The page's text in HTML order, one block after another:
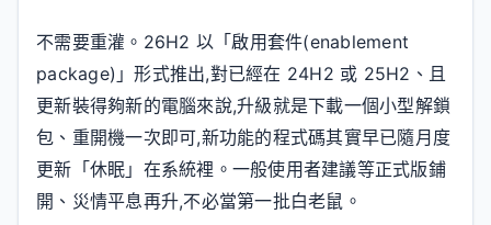
不需要重灌。26H2 以「啟用套件(enablement
package)」形式推出,對已經在 24H2 或 25H2、且
更新裝得夠新的電腦來說,升級就是下載一個小型解鎖
包、重開機一次即可,新功能的程式碼其實早已隨月度
更新「休眠」在系統裡。一般使用者建議等正式版鋪
開、災情平息再升,不必當第一批白老鼠。